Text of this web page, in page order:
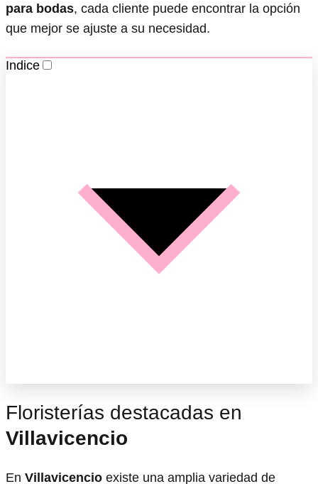
para bodas, cada cliente puede encontrar la opción
que mejor se ajuste a su necesidad.
Indice
Floristerías destacadas en
Villavicencio
En Villavicencio existe una amplia variedad de